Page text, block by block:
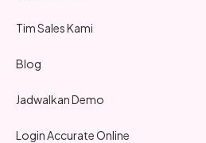
Tim Sales Kami
Blog
Jadwalkan Demo
Login Accurate Online